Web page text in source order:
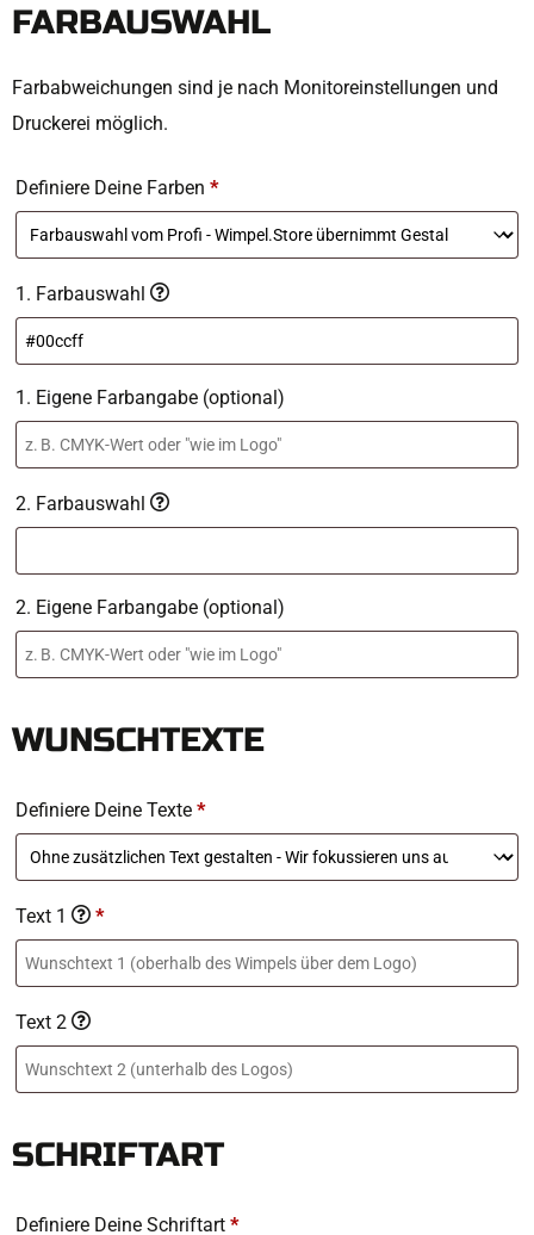
FARBAUSWAHL
Farbabweichungen sind je nach Monitoreinstellungen und
Druckerei möglich.
Definiere Deine Farben *
1. Farbauswahl
1. Eigene Farbangabe (optional)
2. Farbauswahl
2. Eigene Farbangabe (optional)
WUNSCHTEXTE
Definiere Deine Texte *
Text 1 *
Text 2
SCHRIFTART
Definiere Deine Schriftart *